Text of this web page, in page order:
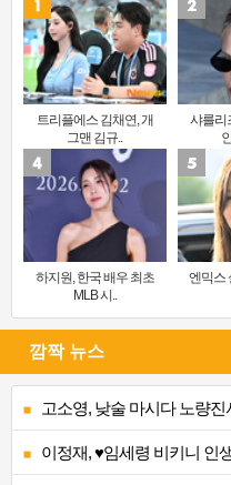
트리플에스 김채연, 개
그맨 김규..
샤를리
하지원, 한국 배우 최초
MLB 시..
엔믹스
깜짝 뉴스
고소영, 낮술 마시다 노량진
이정재, ♥임세령 비키니 인